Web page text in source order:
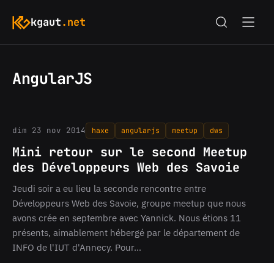
kgaut.net
AngularJS
dim 23 nov 2014 haxe angularjs meetup dws
Mini retour sur le second Meetup
des Développeurs Web des Savoie
Jeudi soir a eu lieu la seconde rencontre entre
Développeurs Web des Savoie, groupe meetup que nous
avons crée en septembre avec Yannick. Nous étions 11
présents, aimablement hébergé par le département de
INFO de l'IUT d'Annecy. Pour…